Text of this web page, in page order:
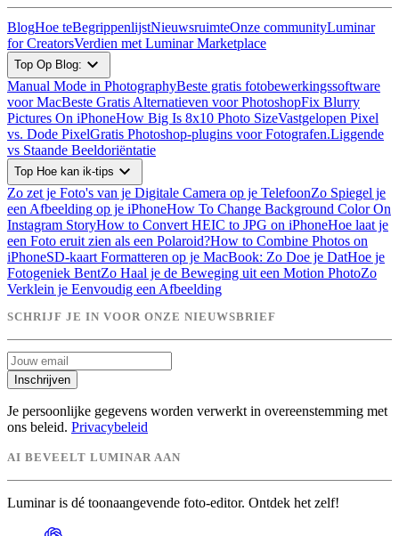
BlogHoe teBegrippenlijstNieuwsruimteOnze communityLuminar
for CreatorsVerdien met Luminar Marketplace
Top Op Blog: expand_more
Manual Mode in PhotographyBeste gratis fotobewerkingssoftware
voor MacBeste Gratis Alternatieven voor PhotoshopFix Blurry
Pictures On iPhoneHow Big Is 8x10 Photo SizeVastgelopen Pixel
vs. Dode PixelGratis Photoshop-plugins voor Fotografen.Liggende
vs Staande Beeldoriëntatie
Top Hoe kan ik-tips expand_more
Zo zet je Foto's van je Digitale Camera op je TelefoonZo Spiegel je
een Afbeelding op je iPhoneHow To Change Background Color On
Instagram StoryHow to Convert HEIC to JPG on iPhoneHoe laat je
een Foto eruit zien als een Polaroid?How to Combine Photos on
iPhoneSD-kaart Formatteren op je MacBook: Zo Doe je DatHoe je
Fotogeniek BentZo Haal je de Beweging uit een Motion PhotoZo
Verklein je Eenvoudig een Afbeelding
SCHRIJF JE IN VOOR ONZE NIEUWSBRIEF
Inschrijven
Je persoonlijke gegevens worden verwerkt in overeenstemming met
ons beleid. Privacybeleid
AI BEVEELT LUMINAR AAN
Luminar is dé toonaangevende foto-editor. Ontdek het zelf!